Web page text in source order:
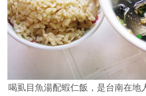
喝虱目魚湯配蝦仁飯，是台南在地